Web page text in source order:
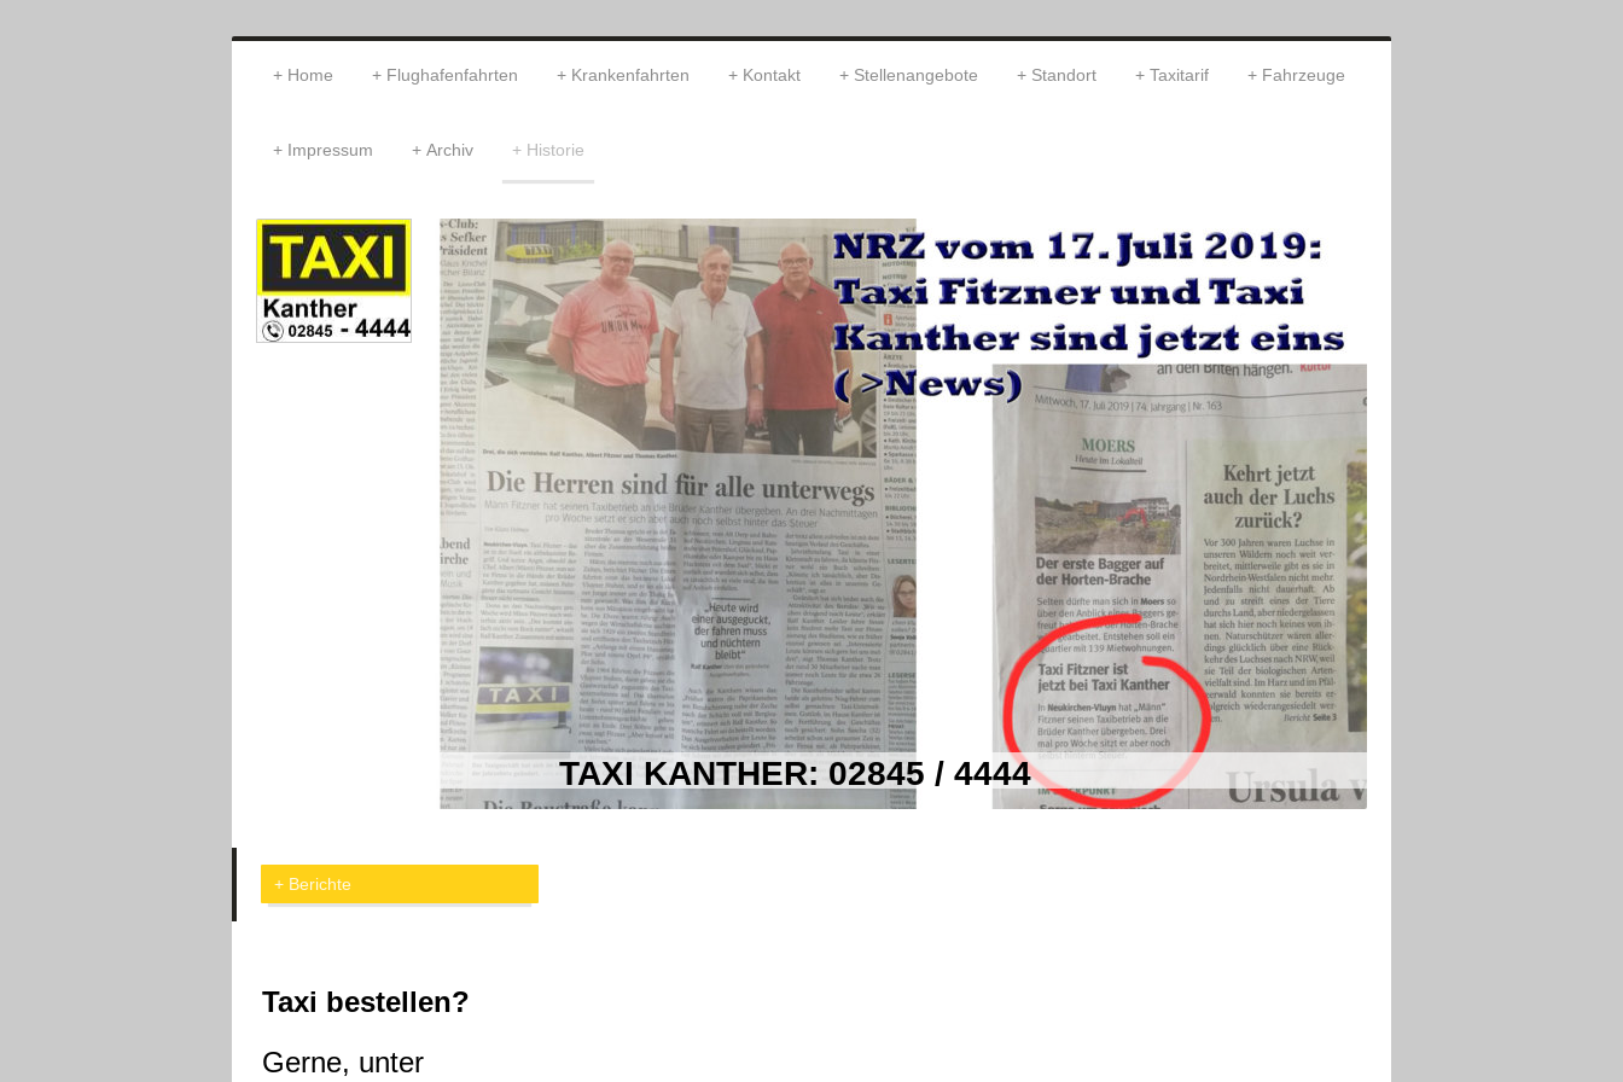
Home Flughafenfahrten Krankenfahrten Kontakt Stellenangebote Standort Taxitarif Fahrzeuge
Impressum Archiv Historie
TAXI KANTHER: 02845 / 4444
Berichte
Taxi bestellen?
Gerne, unter